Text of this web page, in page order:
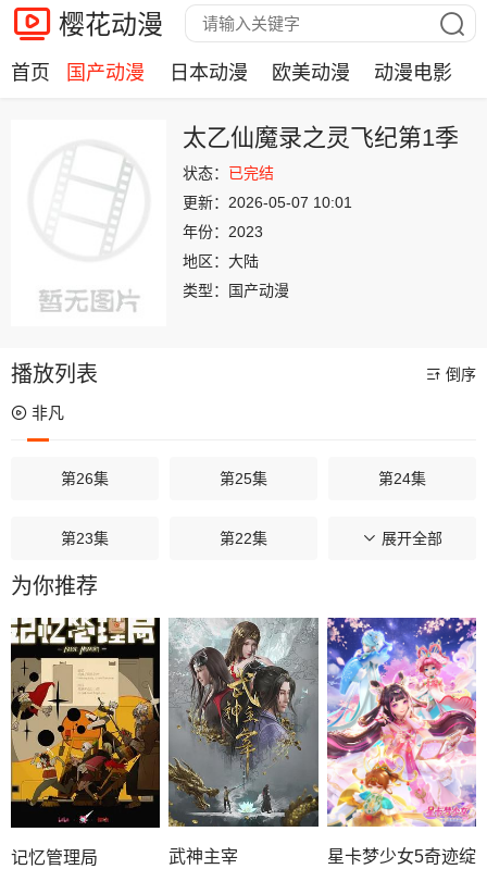
樱花动漫
首页 国产动漫 日本动漫 欧美动漫 动漫电影
太乙仙魔录之灵飞纪第1季
状态： 已完结
更新： 2026-05-07 10:01
年份： 2023
地区： 大陆
类型：
国产动漫
播放列表 倒序
非凡
第26集 第25集 第24集
第23集 第22集 第21集
第20集
第17集 第16集 第15集
第14集 第13集 第12集
第11集 第10集 第09集
展开全部
为你推荐
记忆管理局 武神主宰 星卡梦少女5奇迹绽